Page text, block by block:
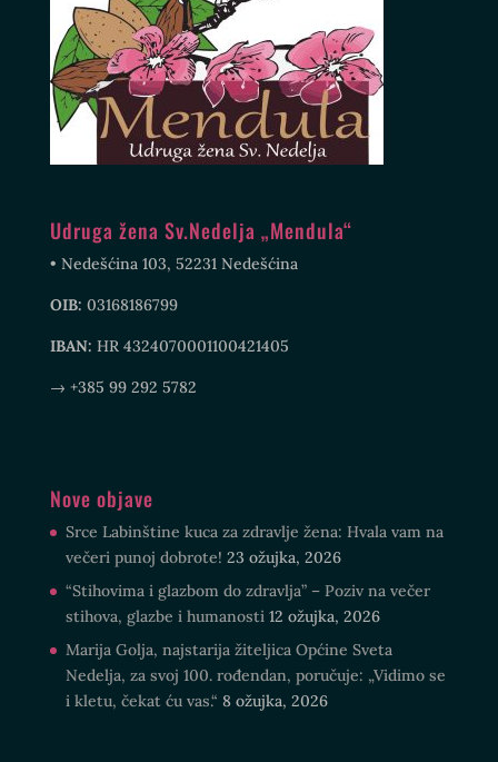
Udruga žena Sv.Nedelja „Mendula“
• Nedešćina 103, 52231 Nedešćina
OIB: 03168186799
IBAN: HR 4324070001100421405
→ +385 99 292 5782
Nove objave
Srce Labinštine kuca za zdravlje žena: Hvala vam na
večeri punoj dobrote! 23 ožujka, 2026
“Stihovima i glazbom do zdravlja” – Poziv na večer
stihova, glazbe i humanosti 12 ožujka, 2026
Marija Golja, najstarija žiteljica Općine Sveta
Nedelja, za svoj 100. rođendan, poručuje: „Vidimo se
i kletu, čekat ću vas.“ 8 ožujka, 2026